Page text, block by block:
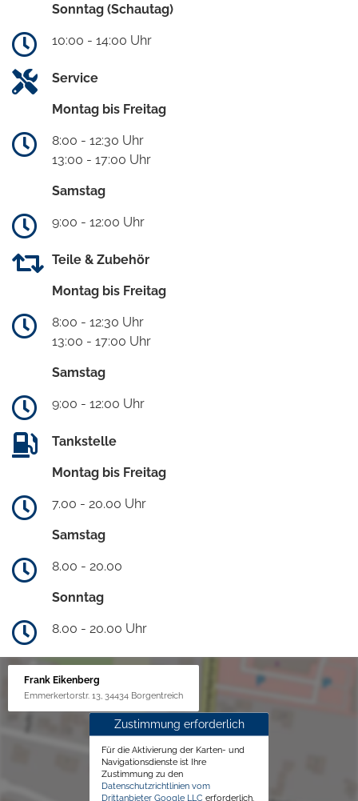
Sonntag (Schautag)
10:00 - 14:00 Uhr
Service
Montag bis Freitag
8:00 - 12:30 Uhr
13:00 - 17:00 Uhr
Samstag
9:00 - 12:00 Uhr
Teile & Zubehör
Montag bis Freitag
8:00 - 12:30 Uhr
13:00 - 17:00 Uhr
Samstag
9:00 - 12:00 Uhr
Tankstelle
Montag bis Freitag
7.00 - 20.00 Uhr
Samstag
8.00 - 20.00
Sonntag
8.00 - 20.00 Uhr
Frank Eikenberg
Emmerkertorstr. 13, 34434 Borgentreich
Zustimmung erforderlich
Für die Aktivierung der Karten- und
Navigationsdienste ist Ihre
Zustimmung zu den
Datenschutzrichtlinien vom
Drittanbieter Google LLC erforderlich.